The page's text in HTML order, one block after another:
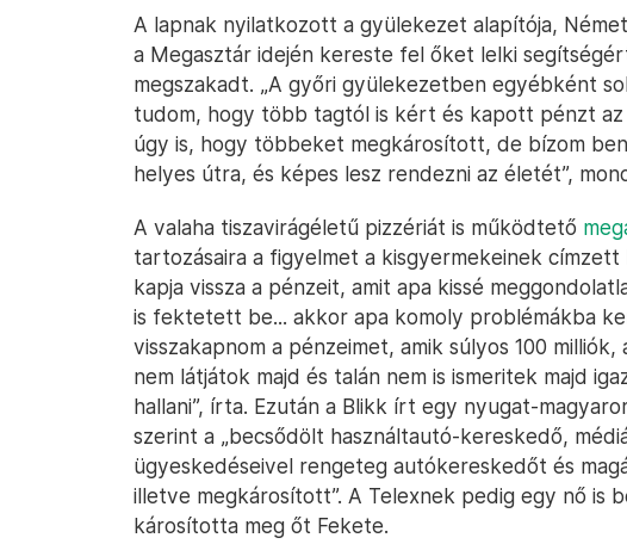
A lapnak nyilatkozott a gyülekezet alapítója,
a Megasztár idején kereste fel őket lelki
megszakadt. „A győri gyülekezetben egyébként
tudom, hogy több tagtól is kért és kapott pénzt
úgy is, hogy többeket megkárosított, de bízom
helyes útra, és képes lesz rendezni az életét”,
A valaha tiszavirágéletű pizzériát is működtető
tartozásaira a figyelmet a kisgyermekeinek címzett
kapja vissza a pénzeit, amit apa kissé
is fektetett be... akkor apa komoly problémákba
visszakapnom a pénzeimet, amik súlyos 100
nem látjátok majd és talán nem is ismeritek majd
hallani”, írta. Ezután a Blikk írt egy nyugat-
szerint a „becsődölt használtautó-kereskedő,
ügyeskedéseivel rengeteg autókereskedőt és
illetve megkárosított”. A Telexnek pedig egy nő is
károsította meg őt Fekete.